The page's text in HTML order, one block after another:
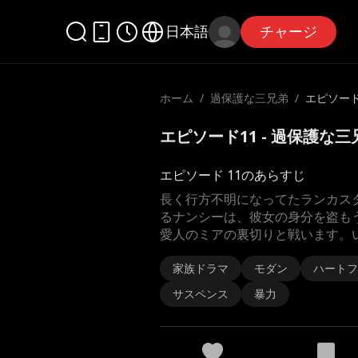
日本語 チャージ
ホーム / 過保護な三兄弟 / エピソー
エピソード11 - 過保護な三
エピソード 11のあらすじ
長く行方不明になってたランカス
るナンシーは、彼女の身分を盗
愛人のミアの裏切りと戦います。
家族ドラマ モダン
ハート
サスペンス
暴力